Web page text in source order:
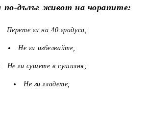
по-дълъг живот на чорапите:
Перете ги на 40 градуса;
Не ги избелвайте;
Не ги сушете в сушилня;
Не ги гладете;